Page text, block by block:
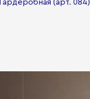
Гардеробная (арт. 084)